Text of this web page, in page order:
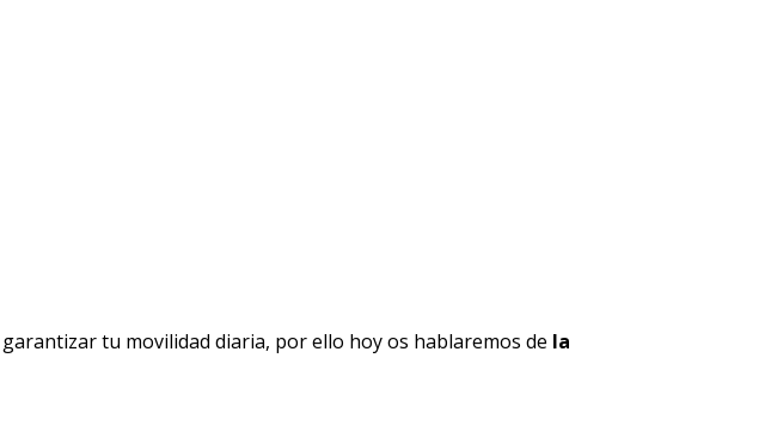
tu movilidad diaria, por ello hoy os hablaremos de la